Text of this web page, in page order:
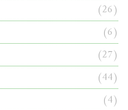
(26)
(6)
(27)
(44)
(4)